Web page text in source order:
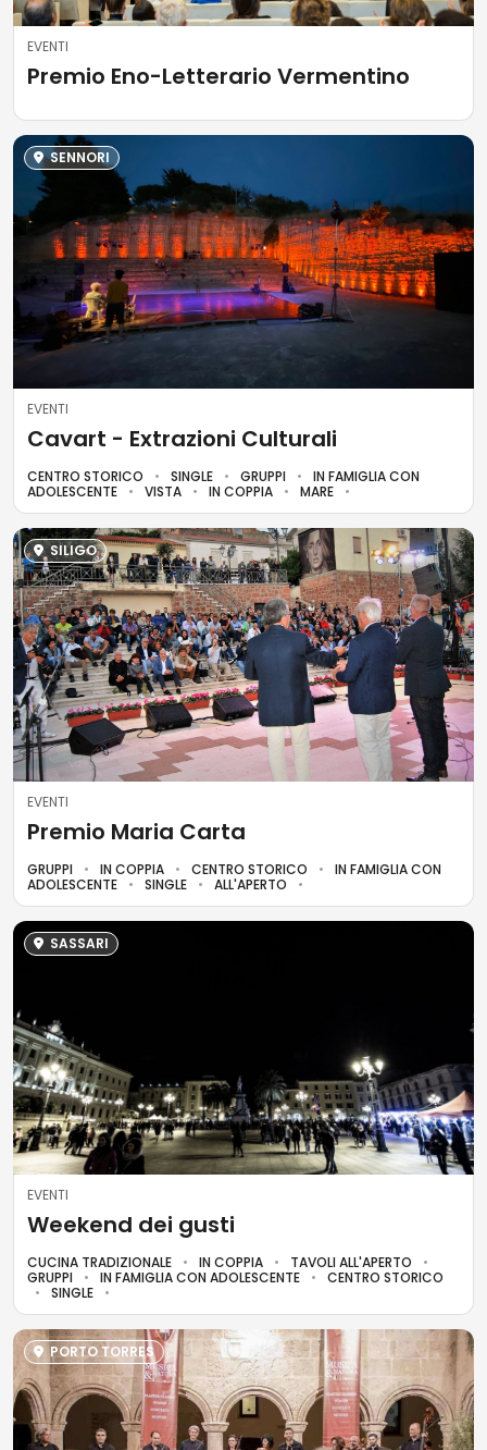
EVENTI
Premio Eno-Letterario Vermentino
SENNORI
EVENTI
Cavart - Extrazioni Culturali
CENTRO STORICO SINGLE GRUPPI
IN FAMIGLIA CON
ADOLESCENTE
VISTA IN COPPIA MARE
SILIGO
EVENTI
Premio Maria Carta
GRUPPI IN COPPIA CENTRO STORICO
IN FAMIGLIA CON
ADOLESCENTE
SINGLE ALL'APERTO
SASSARI
EVENTI
Weekend dei gusti
CUCINA TRADIZIONALE IN COPPIA
TAVOLI ALL'APERTO
GRUPPI
IN FAMIGLIA CON ADOLESCENTE
CENTRO STORICO
SINGLE
PORTO TORRES